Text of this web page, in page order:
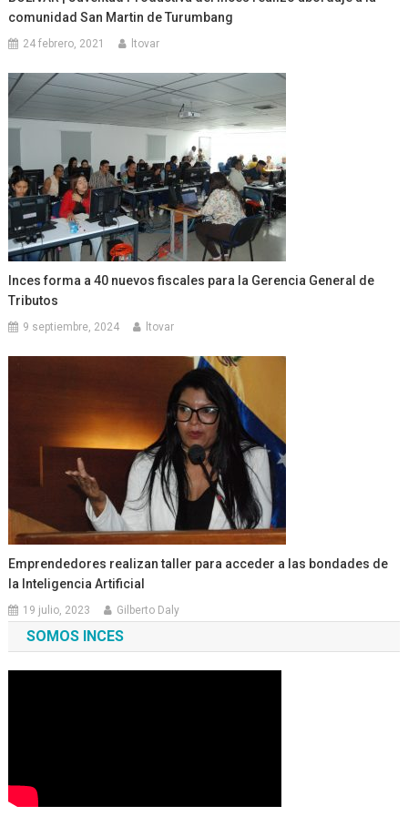
comunidad San Martin de Turumbang
24 febrero, 2021 ltovar
Inces forma a 40 nuevos fiscales para la Gerencia General de
Tributos
9 septiembre, 2024 ltovar
Emprendedores realizan taller para acceder a las bondades de
la Inteligencia Artificial
19 julio, 2023 Gilberto Daly
SOMOS INCES